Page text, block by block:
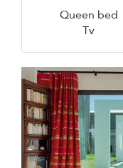
Queen bed
Tv